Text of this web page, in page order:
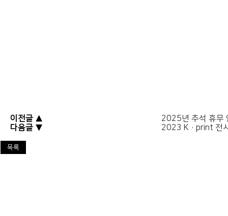
이전글 ▲
2025년 추석 휴무
다음글 ▼
2023 K·print 전
목록